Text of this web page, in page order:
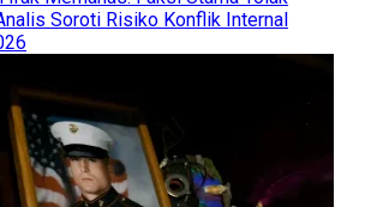
Soroti Risiko Konflik Internal